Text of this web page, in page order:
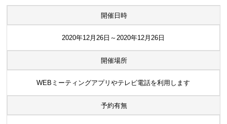
開催日時
2020年12月26日～2020年12月26日
開催場所
WEBミーティングアプリやテレビ電話を利用します
予約有無